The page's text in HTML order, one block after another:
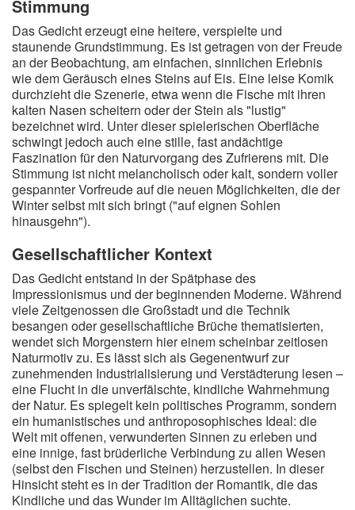
Stimmung
Das Gedicht erzeugt eine heitere, verspielte und
staunende Grundstimmung. Es ist getragen von der Freude
an der Beobachtung, am einfachen, sinnlichen Erlebnis
wie dem Geräusch eines Steins auf Eis. Eine leise Komik
durchzieht die Szenerie, etwa wenn die Fische mit ihren
kalten Nasen scheitern oder der Stein als "lustig"
bezeichnet wird. Unter dieser spielerischen Oberfläche
schwingt jedoch auch eine stille, fast andächtige
Faszination für den Naturvorgang des Zufrierens mit. Die
Stimmung ist nicht melancholisch oder kalt, sondern voller
gespannter Vorfreude auf die neuen Möglichkeiten, die der
Winter selbst mit sich bringt ("auf eignen Sohlen
hinausgehn").
Gesellschaftlicher Kontext
Das Gedicht entstand in der Spätphase des
Impressionismus und der beginnenden Moderne. Während
viele Zeitgenossen die Großstadt und die Technik
besangen oder gesellschaftliche Brüche thematisierten,
wendet sich Morgenstern hier einem scheinbar zeitlosen
Naturmotiv zu. Es lässt sich als Gegenentwurf zur
zunehmenden Industrialisierung und Verstädterung lesen –
eine Flucht in die unverfälschte, kindliche Wahrnehmung
der Natur. Es spiegelt kein politisches Programm, sondern
ein humanistisches und anthroposophisches Ideal: die
Welt mit offenen, verwunderten Sinnen zu erleben und
eine innige, fast brüderliche Verbindung zu allen Wesen
(selbst den Fischen und Steinen) herzustellen. In dieser
Hinsicht steht es in der Tradition der Romantik, die das
Kindliche und das Wunder im Alltäglichen suchte.